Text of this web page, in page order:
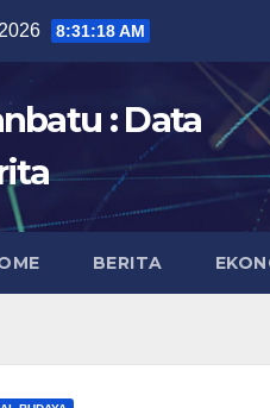
8:31:19 AM
: Data
BERITA